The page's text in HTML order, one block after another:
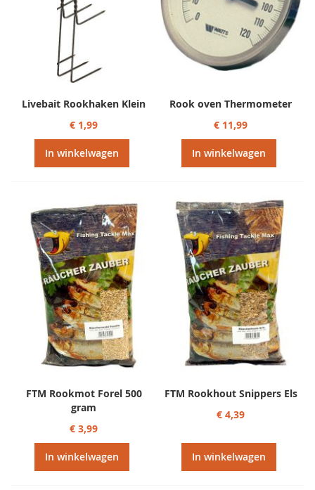
Livebait Rookhaken Klein
€ 1,99
In winkelwagen
Rook oven Thermometer
€ 11,99
In winkelwagen
FTM Rookmot Forel 500
gram
€ 3,99
In winkelwagen
FTM Rookhout Snippers Els
€ 4,39
In winkelwagen